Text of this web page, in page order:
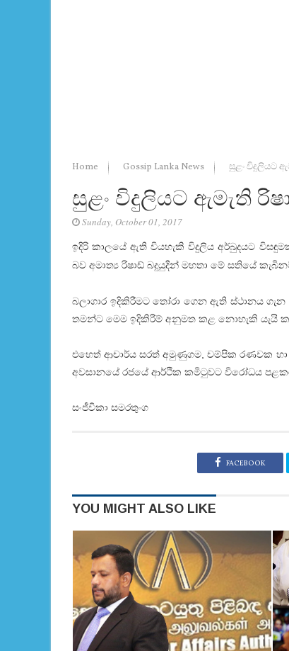
Home Gossip Lanka News සුළං විදුලියට
සුළං විදුලියට ඇමැති
Sunday, October 01, 2017
ඉදිරි කාලයේ ඇති වියහැකි විදුලිය අර්බුදයට
බව අමාත්‍ය රිෂාඩ් බදුයුදීන් මහතා මේ සතියේ
බලාගාර ඉදිකිරීමට තෝරා ගෙන ඇති ස්ථානය
තමන්ට මෙම ඉදිකිරීම් අනුමත කළ නොහැකි යැයි
එහෙත් ආචාර්ය සරත් අමුණුගම, චම්පික රණවක හා
අවසානයේ රජයේ ආර්ථික කමිටුවට විරෝධය
සංජීවිකා සමරතුංග
FACEBOOK
YOU MIGHT ALSO LIKE